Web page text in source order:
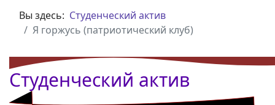
Вы здесь: Студенческий актив
Я горжусь (патриотический клуб)
Студенческий актив